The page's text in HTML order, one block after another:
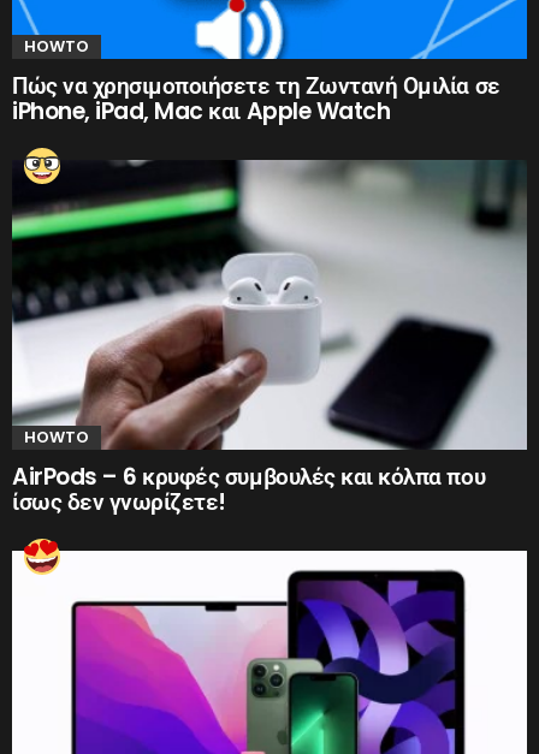
HOWTO
Πώς να χρησιμοποιήσετε τη Ζωντανή Ομιλία σε
iPhone, iPad, Mac και Apple Watch
HOWTO
AirPods – 6 κρυφές συμβουλές και κόλπα που
ίσως δεν γνωρίζετε!